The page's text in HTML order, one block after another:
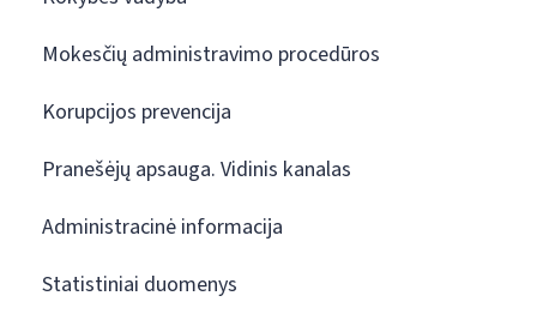
Mokesčių administravimo procedūros
Korupcijos prevencija
Pranešėjų apsauga. Vidinis kanalas
Administracinė informacija
Statistiniai duomenys